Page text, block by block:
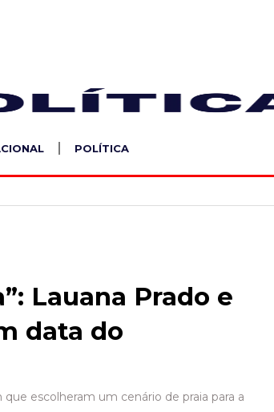
POLÍTICA
Lauana Prado e
data do
escolheram um cenário de praia para a